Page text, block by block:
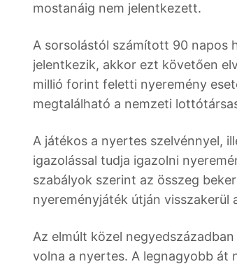
mostanáig nem jelentkezett.
A sorsolástól számított 90 napos
jelentkezik, akkor ezt követően
millió forint feletti nyeremény
megtalálható a nemzeti
A játékos a nyertes szelvénnyel,
igazolással tudja igazolni
szabályok szerint az összeg
nyereményjáték útján
Az elmúlt közel
volna a nyertes. A legnagyobb át